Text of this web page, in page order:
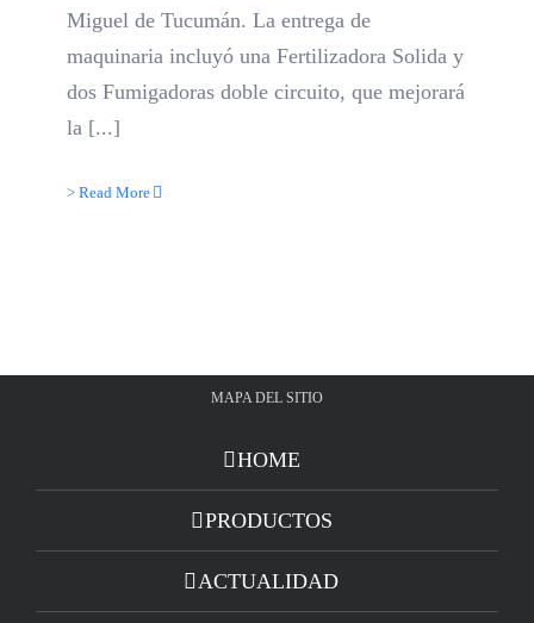
Miguel de Tucumán. La entrega de
maquinaria incluyó una Fertilizadora Solida y
dos Fumigadoras doble circuito, que mejorará
la [...]
> Read More
MAPA DEL SITIO
HOME
PRODUCTOS
ACTUALIDAD